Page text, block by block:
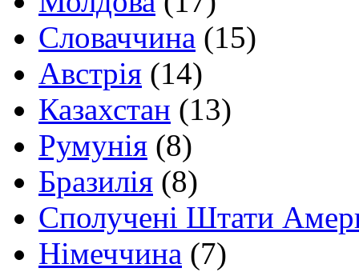
Словаччина (15)
Австрія (14)
Казахстан (13)
Румунія (8)
Бразилія (8)
Сполучені Штати
Німеччина (7)